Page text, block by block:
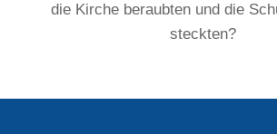
die Kirche beraubten und die
steckten?